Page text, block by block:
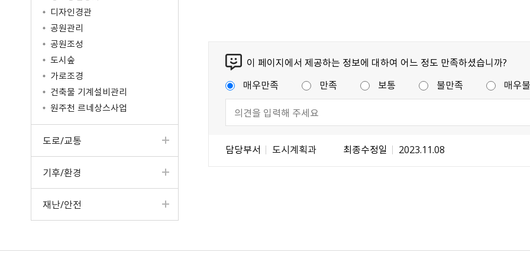
디자인경관
공원관리
공원조성
도시숲
가로조경
건축물 기계설비관리
원주천 르네상스사업
도로/교통
기후/환경
재난/안전
이 페이지에서 제공하는 정보에 대하여 어느 정도 만족하셨습니까?
매우만족
만족 보통 불만족 매우
담당부서 도시계획과 최종수정일 2023.11.08
강원일자리정보망
강원자비스 소비자24